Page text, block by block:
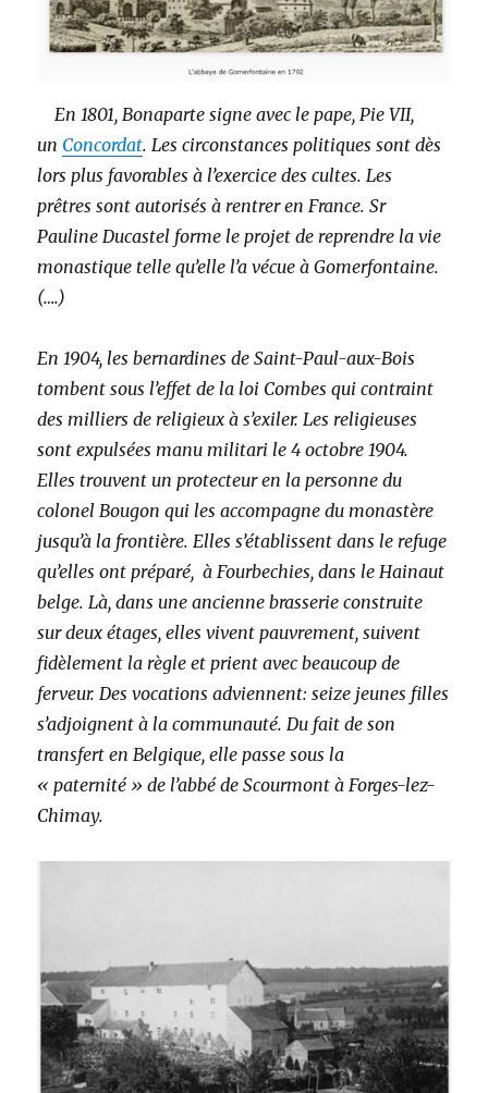
En 1801, Bonaparte signe avec le pape, Pie VII,
un Concordat. Les circonstances politiques sont dès
lors plus favorables à l’exercice des cultes. Les
prêtres sont autorisés à rentrer en France. Sr
Pauline Ducastel forme le projet de reprendre la vie
monastique telle qu’elle l’a vécue à Gomerfontaine.
(….)
En 1904, les bernardines de Saint-Paul-aux-Bois
tombent sous l’effet de la loi Combes qui contraint
des milliers de religieux à s’exiler. Les religieuses
sont expulsées manu militari le 4 octobre 1904.
Elles trouvent un protecteur en la personne du
colonel Bougon qui les accompagne du monastère
jusqu’à la frontière. Elles s’établissent dans le refuge
qu’elles ont préparé, à Fourbechies, dans le Hainaut
belge. Là, dans une ancienne brasserie construite
sur deux étages, elles vivent pauvrement, suivent
fidèlement la règle et prient avec beaucoup de
ferveur. Des vocations adviennent: seize jeunes filles
s’adjoignent à la communauté. Du fait de son
transfert en Belgique, elle passe sous la
« paternité » de l’abbé de Scourmont à Forges-lez-
Chimay.